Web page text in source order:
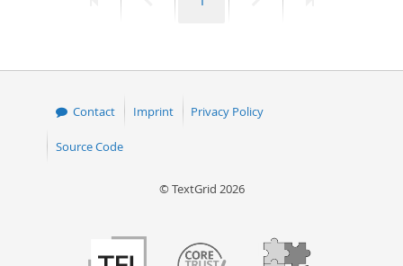
Contact Imprint Privacy Policy
Source Code
© TextGrid 2026